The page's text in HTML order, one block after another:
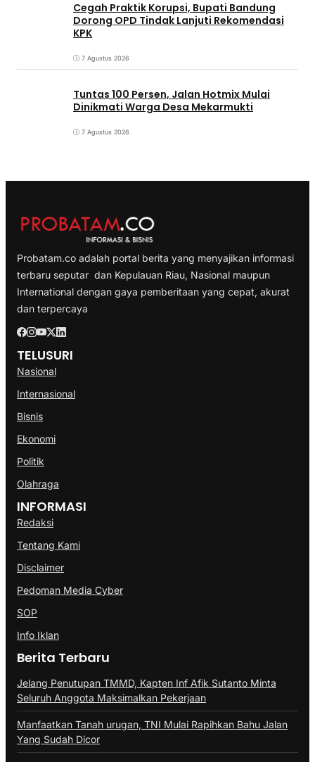
Cegah Praktik Korupsi, Bupati Bandung
Dorong OPD Tindak Lanjuti Rekomendasi
KPK
7 Agustus 2026
Tuntas 100 Persen, Jalan Hotmix Mulai
Dinikmati Warga Desa Mekarmukti
7 Agustus 2026
Probatam.co adalah portal berita yang menyajikan informasi
terbaru seputar dan Kepulauan Riau, Nasional maupun
International dengan gaya pemberitaan yang cepat, akurat
dan terpercaya
TELUSURI
Nasional
Internasional
Bisnis
Ekonomi
Politik
Olahraga
INFORMASI
Redaksi
Tentang Kami
Disclaimer
Pedoman Media Cyber
SOP
Info Iklan
Berita Terbaru
Jelang Penutupan TMMD, Kapten Inf Afik Sutanto Minta
Seluruh Anggota Maksimalkan Pekerjaan
Manfaatkan Tanah urugan, TNI Mulai Rapihkan Bahu Jalan
Yang Sudah Dicor